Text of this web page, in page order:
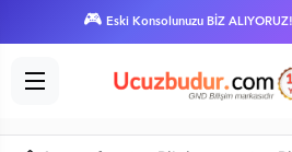
🎮 Eski Konsolunuzu BİZ ALIYORUZ!